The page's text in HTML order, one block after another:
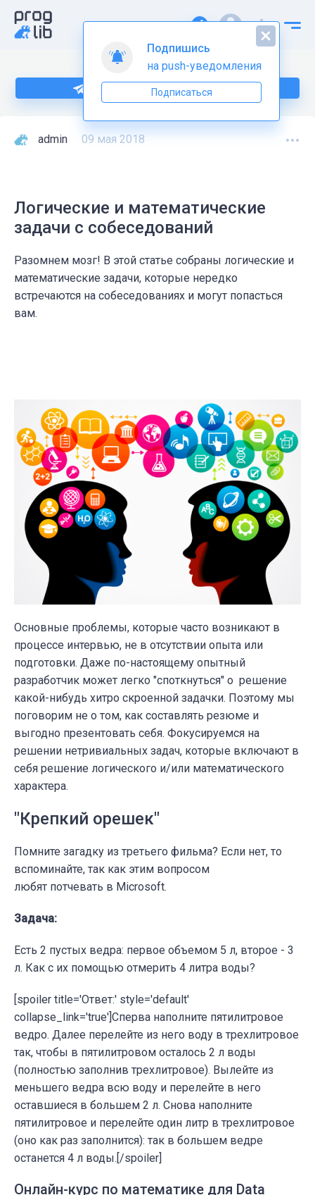
Подпишитесь на нас в Telegram
admin 09 мая 2018
Логические и математические
задачи с собеседований
Разомнем мозг! В этой статье собраны логические и
математические задачи, которые нередко
встречаются на собеседованиях и могут попасться
вам.
Основные проблемы, которые часто возникают в
процессе интервью, не в отсутствии опыта или
подготовки. Даже по-настоящему опытный
разработчик может легко "споткнуться" о решение
какой-нибудь хитро скроенной задачки. Поэтому мы
поговорим не о том, как составлять резюме и
выгодно презентовать себя. Фокусируемся на
решении нетривиальных задач, которые включают в
себя решение логического и/или математического
характера.
"Крепкий орешек"
Помните загадку из третьего фильма? Если нет, то
вспоминайте, так как этим вопросом
любят потчевать в Microsoft.
Задача:
Есть 2 пустых ведра: первое объемом 5 л, второе - 3
л. Как с их помощью отмерить 4 литра воды?
[spoiler title='Ответ:' style='default'
collapse_link='true']Сперва наполните пятилитровое
ведро. Далее перелейте из него воду в трехлитровое
так, чтобы в пятилитровом осталось 2 л воды
(полностью заполнив трехлитровое). Вылейте из
меньшего ведра всю воду и перелейте в него
оставшиеся в большем 2 л. Снова наполните
пятилитровое и перелейте один литр в трехлитровое
(оно как раз заполнится): так в большем ведре
останется 4 л воды.[/spoiler]
Онлайн-курc по математике для Data
Подпишись
на push-уведомления
Подписаться